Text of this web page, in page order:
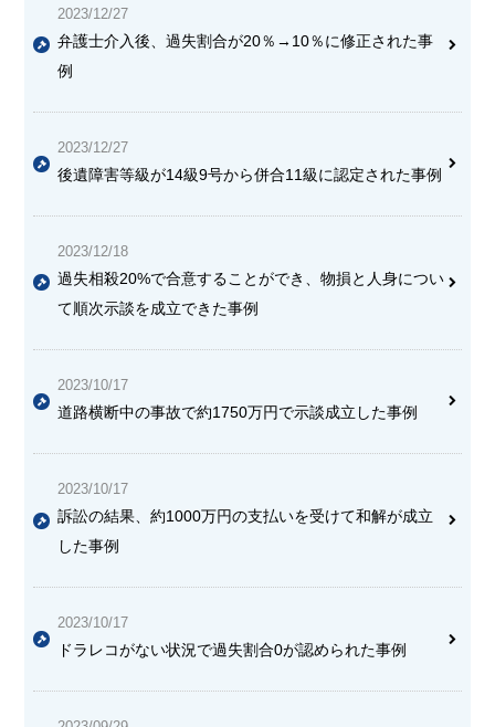
2023/12/27
弁護士介入後、過失割合が20％→10％に修正された事
例
2023/12/27
後遺障害等級が14級9号から併合11級に認定された事例
2023/12/18
過失相殺20%で合意することができ、物損と人身につい
て順次示談を成立できた事例
2023/10/17
道路横断中の事故で約1750万円で示談成立した事例
2023/10/17
訴訟の結果、約1000万円の支払いを受けて和解が成立
した事例
2023/10/17
ドラレコがない状況で過失割合0が認められた事例